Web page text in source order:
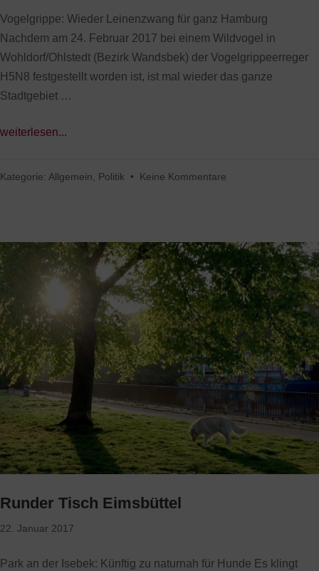
Vogelgrippe: Wieder Leinenzwang für ganz Hamburg
Nachdem am 24. Februar 2017 bei einem Wildvogel in
Wohldorf/Ohlstedt (Bezirk Wandsbek) der Vogelgrippeerreger
H5N8 festgestellt worden ist, ist mal wieder das ganze
Stadtgebiet …
weiterlesen...
Kategorie: Allgemein, Politik • Keine Kommentare
Runder Tisch Eimsbüttel
22. Januar 2017
Park an der Isebek: Künftig zu naturnah für Hunde Es klingt